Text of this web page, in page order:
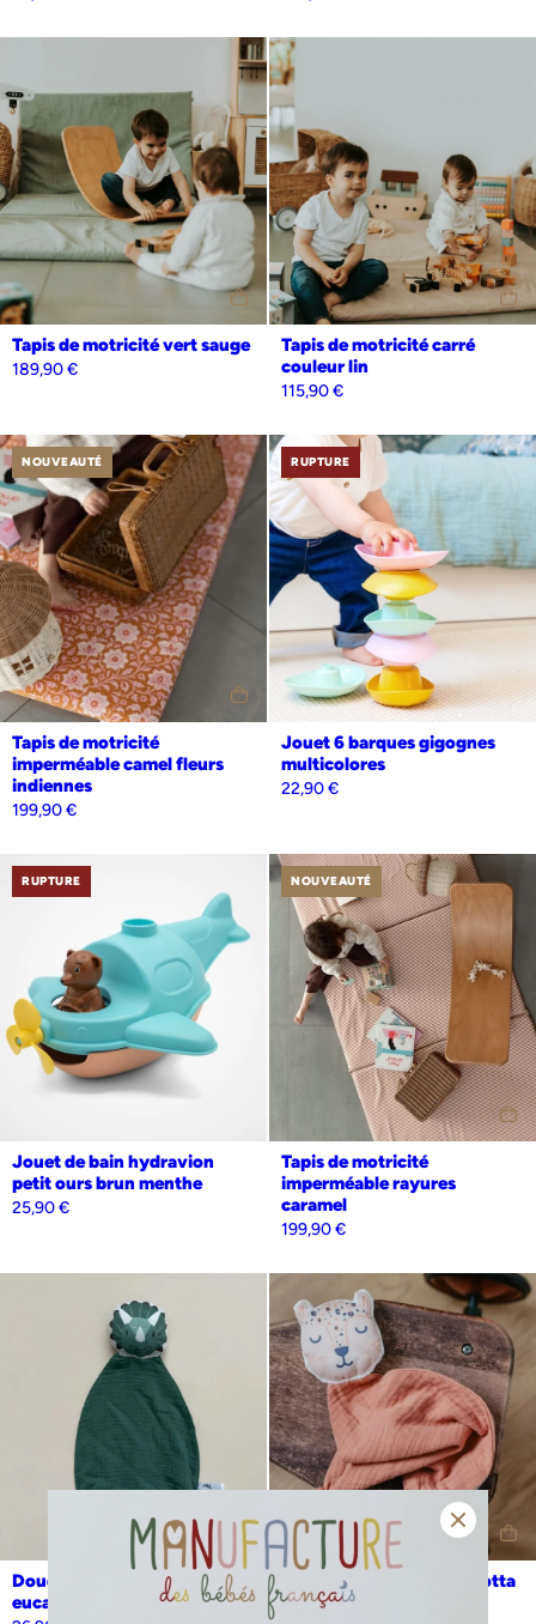
Tapis de motricité vert sauge
189,90€
Tapis de motricité carré
couleur lin
115,90€
NOUVEAUTÉ
Tapis de motricité
imperméable camel fleurs
indiennes
199,90€
RUPTURE
Jouet 6 barques gigognes
multicolores
22,90€
RUPTURE
Jouet de bain hydravion
petit ours brun menthe
25,90€
NOUVEAUTÉ
Tapis de motricité
imperméable rayures
caramel
199,90€
Personnalisation
Doudou dinosaure vert
eucalyptus
Personnalisation Oui Non
Doudou panthère terracotta
26,90€